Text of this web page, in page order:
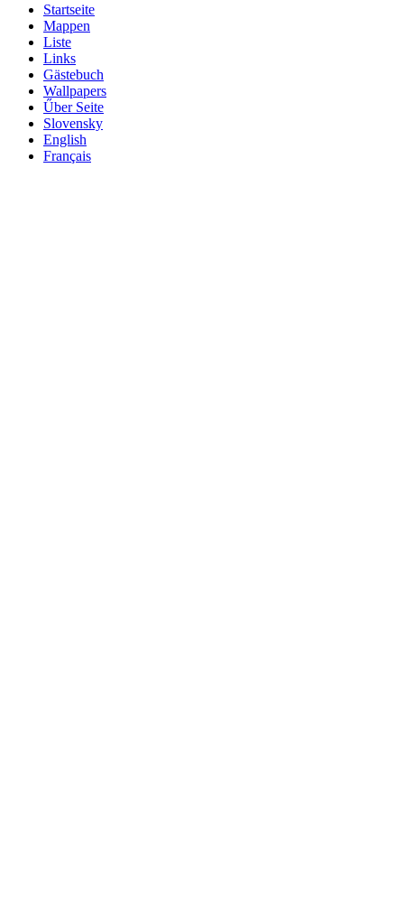
Startseite
Mappen
Liste
Links
Gästebuch
Wallpapers
Űber Seite
Slovensky
English
Français